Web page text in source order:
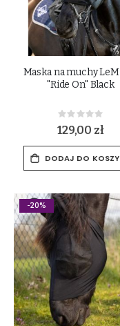
Maska na muchy
"Ride On" Black
Rating:
0%
129,00 zł
DODAJ DO
-20%